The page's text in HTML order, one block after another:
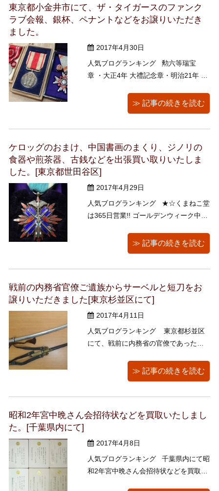
東京都小金井市にて、ザ・タイガースのファンク
ラブ会報、銀杯、ペナントなどをお譲りいただき
ました。
2017年4月30日
人気ブログランキング 勲六等瑞宝
章 ・大正4年 大禮記念章・明治21年 日
ました。 誠にありがとうございまし
た。 古い勲章・褒章などの買い取り
張 ...
≫ 記事の続きを読む
ケロッグのおまけ、中国書画のまくり、ジノリの
食器や煎茶器、古銭などを出張買い取りいたしま
した。[東京都世田谷区]
2017年4月29日
人気ブログランキング ★☆くまねこ堂
は365日営業!! ゴールデンウィーク中も
☆★ 功五級金鵄勲章を買取いたしまし
た。 誠にありがとうございました。
≫ 記事の続きを読む
戦前の内務省官僚ご遺族からサーベルと短刀をお
譲りいただきました[東京杉並区にて]
2017年4月11日
人気ブログランキング 東京都杉並区
にて、戦前に内務省の官僚であった方
りいただきました。 リピーター様から
の買取品です。誠にありがとうござい
などがサーベル本体 ...
≫ 記事の続きを読む
昭和2年宮中晩さん会招待状などを買取いたしまし
た。[千葉県内にて]
2017年4月8日
人気ブログランキング 千葉県内にて昭
和2年宮中晩さん会招待状などを買取り